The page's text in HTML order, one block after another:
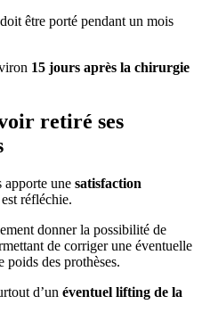
doit être porté pendant un mois
15 jours après la chirurgie
retiré ses
apporte une satisfaction
réfléchie.
donner la possibilité de
de corriger une éventuelle
poids des prothèses.
d’un éventuel lifting de la